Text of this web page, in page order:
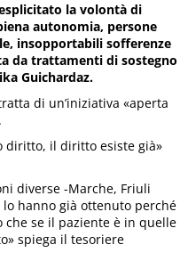
la volontà di
autonomia, persone
insopportabili sofferenze
da trattamenti di sostegno
Guichardaz.
di un’iniziativa «aperta
diritto, il diritto esiste già»
diverse -Marche, Friuli
lo hanno già ottenuto perché
se il paziente è in quelle
spiega il tesoriere